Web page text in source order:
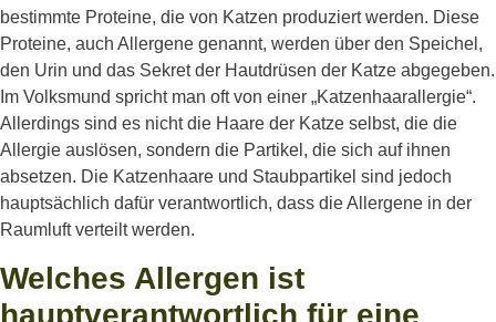
bestimmte Proteine, die von Katzen produziert werden. Diese
Proteine, auch Allergene genannt, werden über den Speichel ,
den Urin und das Sekretder Hautdrüsen der Katze abgegeben.
Im Volksmund sprichtman oft von einer „Katzenhaarallergie“.
Allerdings sind es nichtdie Haare der Katze selbst, die die
Allergie auslösen, sondern die Partikel , die sich auf ihnen
absetzen. Die Katzenhaare und Staubpartikel sind jedoch
hauptsächlich dafür verantwortlich, dass die Allergene in der
Raumluft verteilt werden.
Welches Allergen ist
hauptverantwortlich für eine